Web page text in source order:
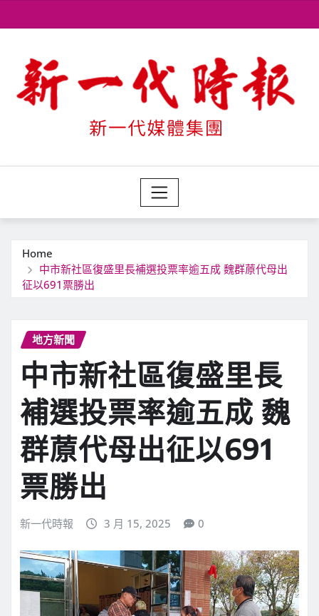
to
Home
中市新社區復盛里長補選投票率逾五成 魏群蒝代母出
征以691票勝出
地方新聞
中市新社區復盛里長
補選投票率逾五成 魏
群蒝代母出征以691
票勝出
新一代時報 3 月 15, 2025 0